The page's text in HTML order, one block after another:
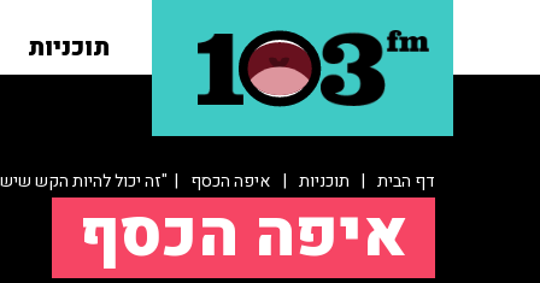
תוכניות
דף הבית | תוכניות | איפה הכסף | "זה יכול להיות הקש
איפה הכסף